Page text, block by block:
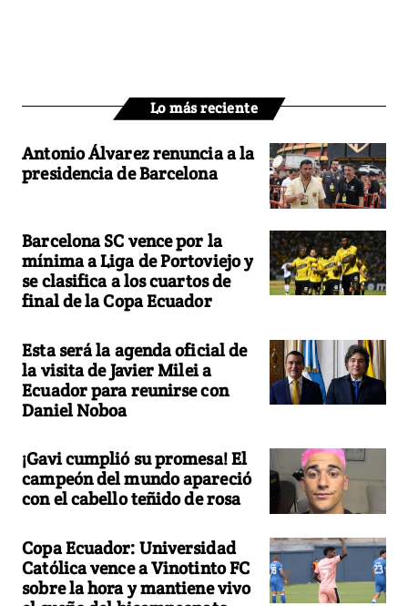
Lo más reciente
Antonio Álvarez renuncia a la
presidencia de Barcelona
Barcelona SC vence por la
mínima a Liga de Portoviejo y
se clasifica a los cuartos de
final de la Copa Ecuador
Esta será la agenda oficial de
la visita de Javier Milei a
Ecuador para reunirse con
Daniel Noboa
¡Gavi cumplió su promesa! El
campeón del mundo apareció
con el cabello teñido de rosa
Copa Ecuador: Universidad
Católica vence a Vinotinto FC
sobre la hora y mantiene vivo